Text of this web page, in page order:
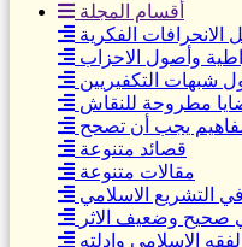
أقسام المجلة
الفكرية
وأصول الاحزاب
شبهات التكفيريين
مطروحة للنقاش
يجب أن تصحح
قصائد متنوعة
مقالات متنوعة
التشريع الاسلامي
صحيح وضعيف الاثر
الاسلامي وادلته